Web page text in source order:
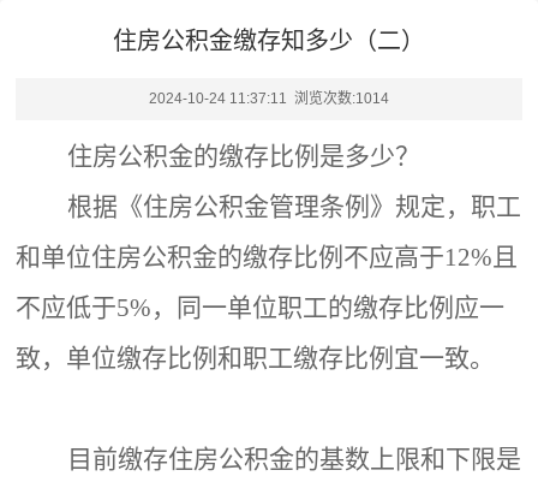
住房公积金缴存知多少（二）
2024-10-24 11:37:11 浏览次数:1014
住房公积金的缴存比例是多少？
根据《住房公积金管理条例》 规定， 职工
和单位住房公积金的缴存比例 不应高于12%且
不应低于5%，同一单位职工的缴存比例应一
致，单位缴存比例和职工缴存比例宜一致。
目前缴存住房公积金的基数上限和下限是